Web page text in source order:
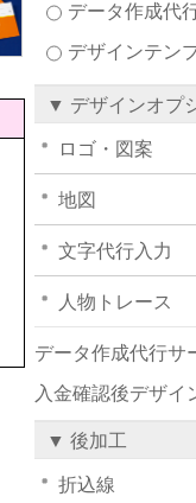
データ作成代
デザインテン
▼ デザインオプ
ロゴ・図案
地図
文字代行入力
人物トレース
データ作成代行サ
入金確認後デザイ
▼ 後加工
折込線